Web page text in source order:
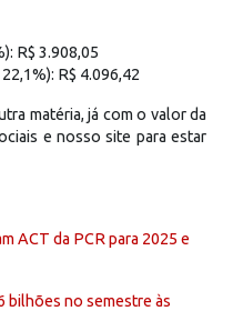
R$ 3.908,05
R$ 4.096,42
matéria, já com o valor da
e nosso site para estar
ACT da PCR para 2025 e
bilhões no semestre às